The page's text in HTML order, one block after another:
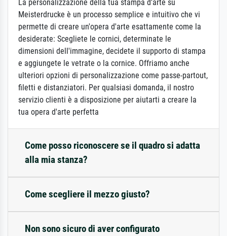
La personalizzazione della tua stampa d'arte su
Meisterdrucke è un processo semplice e intuitivo che vi
permette di creare un'opera d'arte esattamente come la
desiderate: Scegliete le cornici, determinate le
dimensioni dell'immagine, decidete il supporto di stampa
e aggiungete le vetrate o la cornice. Offriamo anche
ulteriori opzioni di personalizzazione come passe-partout,
filetti e distanziatori. Per qualsiasi domanda, il nostro
servizio clienti è a disposizione per aiutarti a creare la
tua opera d'arte perfetta
Come posso riconoscere se il quadro si adatta
alla mia stanza?
Come scegliere il mezzo giusto?
Non sono sicuro di aver configurato